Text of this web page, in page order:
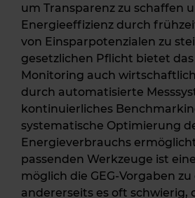
um Transparenz zu schaffen
Energieeffizienz durch
von Einsparpotenzialen zu
gesetzlichen Pflicht bietet
Monitoring auch
durch automatisierte
kontinuierliches
systematische Optimierung
Energieverbrauchs
passenden Werkzeuge ist
möglich die GEG-Vorgaben
andererseits es oft schwierig,